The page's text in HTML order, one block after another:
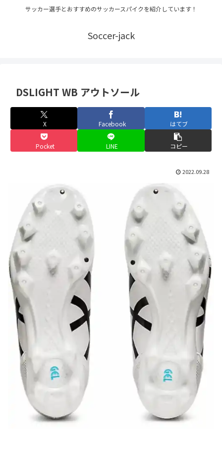
サッカー選手とおすすめのサッカースパイクを紹介しています！
Soccer-jack
DSLIGHT WB アウトソール
X Facebook はてブ
Pocket LINE コピー
2022.09.28